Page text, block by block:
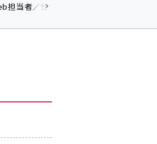
担当者／仕事